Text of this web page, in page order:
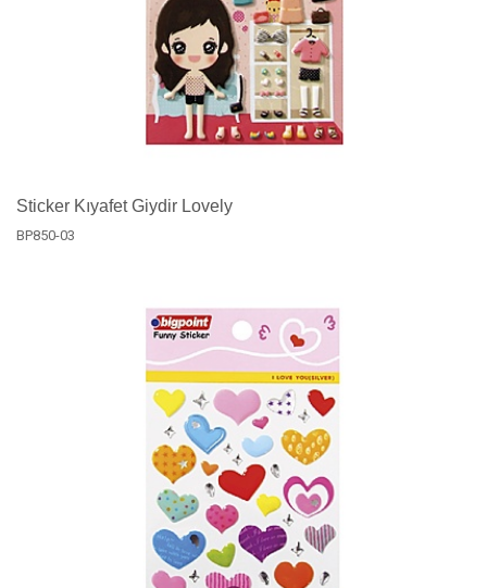
Sticker Kıyafet Giydir Lovely
BP850-03